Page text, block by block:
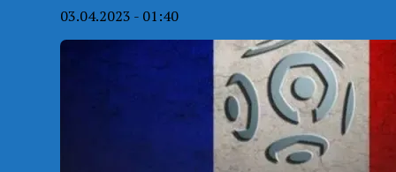
03.04.2023 - 01:40